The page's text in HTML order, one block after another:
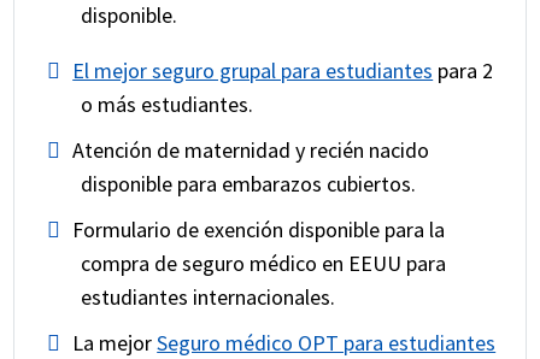
disponible.
El mejor seguro grupal para estudiantes para 2
o más estudiantes.
Atención de maternidad y recién nacido
disponible para embarazos cubiertos.
Formulario de exención disponible para la
compra de seguro médico en EEUU para
estudiantes internacionales.
La mejorSeguro médico OPT para estudiantes